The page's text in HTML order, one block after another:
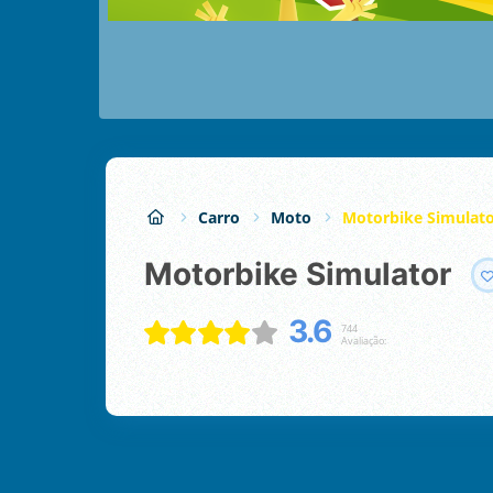
Carro Moto Motorbike
Motorbike Simulator
3.6
744
Avaliação: